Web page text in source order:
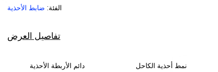
الفئة: ضابط الأحذية
تفاصيل العرض
دائم الأربطة الأحذية نمط أحذية الكاحل